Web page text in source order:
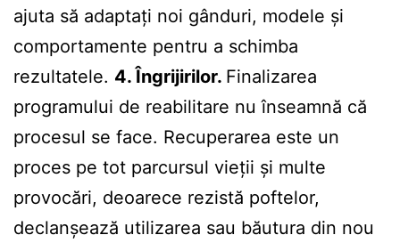
ajuta să adaptați noi gânduri, modele și
comportamente pentru a schimba
rezultatele. 4. Îngrijirilor. Finalizarea
programului de reabilitare nu înseamnă că
procesul se face. Recuperarea este un
proces pe tot parcursul vieții și multe
provocări, deoarece rezistă poftelor,
declanșează utilizarea sau băutura din nou